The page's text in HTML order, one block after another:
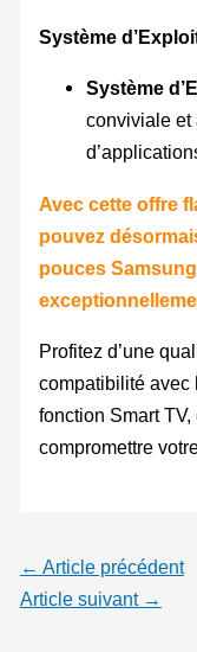
Système
Système
conviviale et
Avec cette offre
pouvez
pouces
Profitez d’une
compatibilité avec
fonction Smart
compromettre
← Article précédent
Article suivant →